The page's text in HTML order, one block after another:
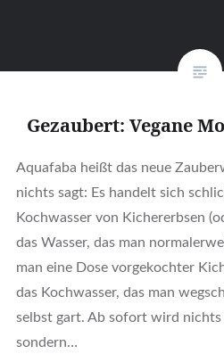
Gezaubert: Vegane
Aquafaba heißt das neue
nichts sagt: Es handelt sich
Kochwasser von Kichererbsen
das Wasser, das man
man eine Dose vorgekochter
das Kochwasser, das man
selbst gart. Ab sofort wird nichts
sondern…